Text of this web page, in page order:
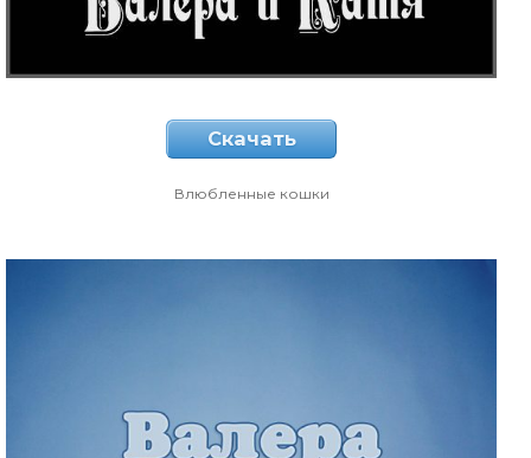
Скачать
Влюбленные кошки